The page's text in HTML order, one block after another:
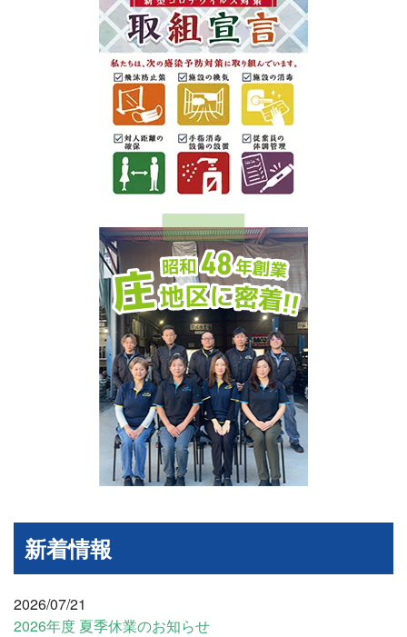
新着情報
2026/07/21
2026年度 夏季休業のお知らせ